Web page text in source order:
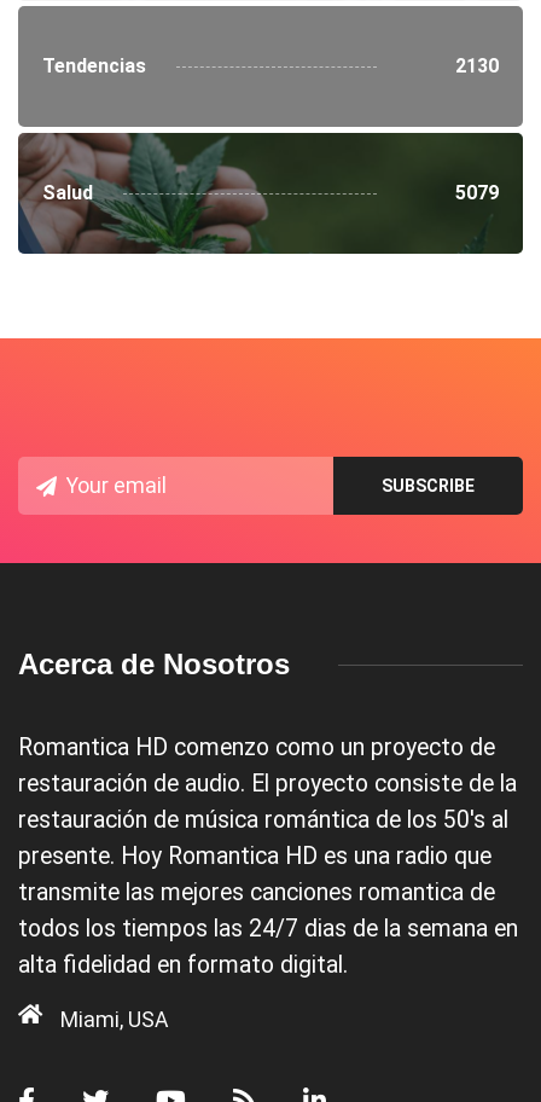
Tendencias 2130
Salud 5079
Acerca de Nosotros
Romantica HD comenzo como un proyecto de
restauración de audio. El proyecto consiste de la
restauración de música romántica de los 50's al
presente. Hoy Romantica HD es una radio que
transmite las mejores canciones romantica de
todos los tiempos las 24/7 dias de la semana en
alta fidelidad en formato digital.
Miami, USA